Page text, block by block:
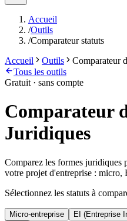
Accueil
/Outils
/Comparateur statuts
Accueil
Outils
Comparateur
Tous les outils
Gratuit · sans compte
Comparateur
Juridiques
Comparez les formes juridiques
votre projet d'entreprise :
Sélectionnez les statuts à
Micro-entreprise EI (Entreprise